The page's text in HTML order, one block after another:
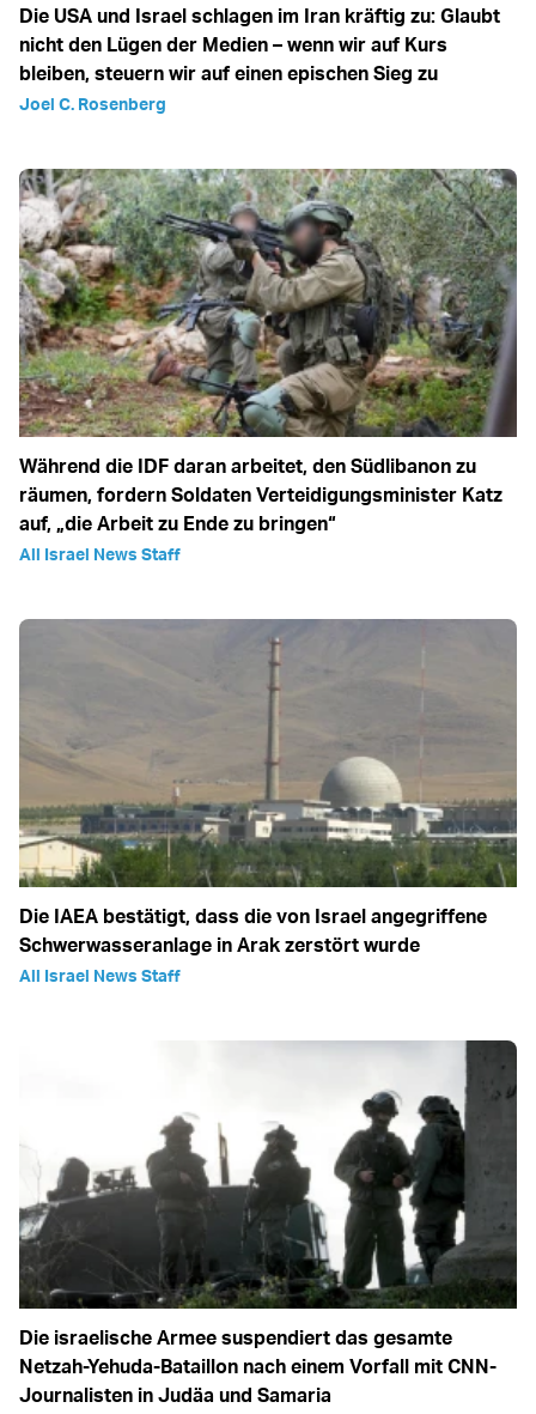
Die USA und Israel schlagen im Iran kräftig zu: Glaubt
nicht den Lügen der Medien – wenn wir auf Kurs
bleiben, steuern wir auf einen epischen Sieg zu
Joel C. Rosenberg
Während die IDF daran arbeitet, den Südlibanon zu
räumen, fordern Soldaten Verteidigungsminister Katz
auf, „die Arbeit zu Ende zu bringen“
All Israel News Staff
Die IAEA bestätigt, dass die von Israel angegriffene
Schwerwasseranlage in Arak zerstört wurde
All Israel News Staff
Die israelische Armee suspendiert das gesamte
Netzah-Yehuda-Bataillon nach einem Vorfall mit CNN-
Journalisten in Judäa und Samaria